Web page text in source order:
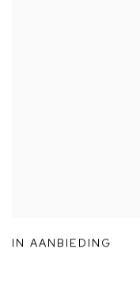
IN AANBIEDING